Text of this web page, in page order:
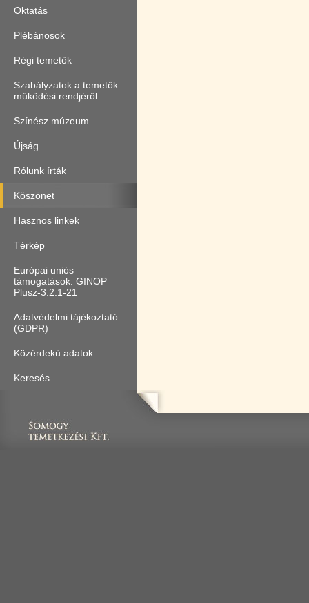
Oktatás
Plébánosok
Régi temetők
Szabályzatok a temetők
működési rendjéről
Színész múzeum
Újság
Rólunk írták
Köszönet
Hasznos linkek
Térkép
Európai uniós
támogatások: GINOP
Plusz-3.2.1-21
Adatvédelmi tájékoztató
(GDPR)
Közérdekű adatok
Keresés